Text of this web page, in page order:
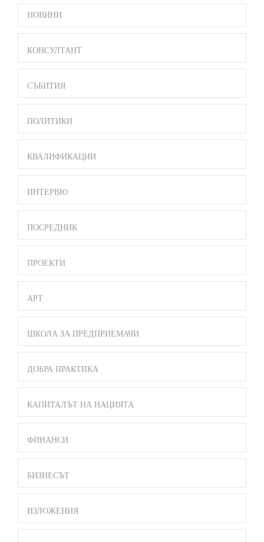
SIDE
BAR
MENU
НОВИНИ
КОНСУЛТАНТ
СЪБИТИЯ
ПОЛИТИКИ
КВАЛИФИКАЦИИ
ИНТЕРВЮ
ПОСРЕДНИК
ПРОЕКТИ
АРТ
ШКОЛА ЗА ПРЕДПРИЕМАЧИ
ДОБРА ПРАКТИКА
КАПИТАЛЪТ НА НАЦИЯТА
ФИНАНСИ
БИЗНЕСЪТ
ИЗЛОЖЕНИЯ